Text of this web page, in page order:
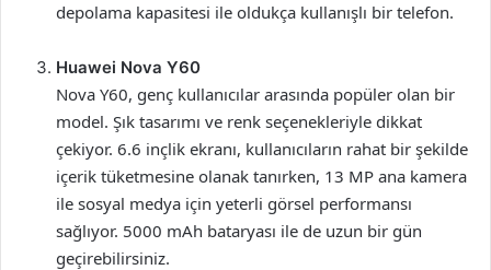
depolama kapasitesi ile oldukça kullanışlı bir telefon.
Huawei Nova Y60
Nova Y60, genç kullanıcılar arasında popüler olan bir
model. Şık tasarımı ve renk seçenekleriyle dikkat
çekiyor. 6.6 inçlik ekranı, kullanıcıların rahat bir şekilde
içerik tüketmesine olanak tanırken, 13 MP ana kamera
ile sosyal medya için yeterli görsel performansı
sağlıyor. 5000 mAh bataryası ile de uzun bir gün
geçirebilirsiniz.